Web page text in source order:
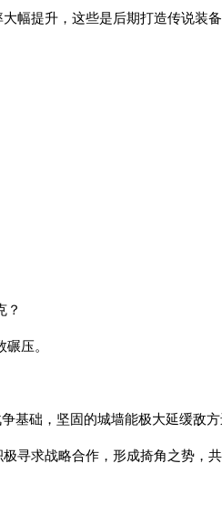
幅提升，这些是后期打造传说装备
？
压。
基础，坚固的城墙能极大延缓敌方
寻求战略合作，形成掎角之势，共